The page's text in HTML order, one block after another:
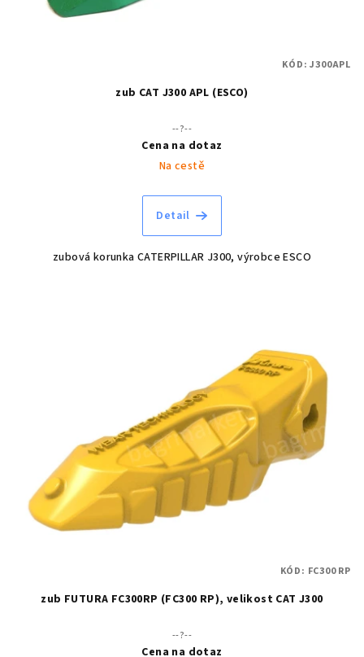
zub CAT J300 APL (ESCO)
--?--
Cena na dotaz
Na cestě
Detail
zubová korunka CATERPILLAR J300, výrobce ESCO
KÓD:J300APL
zub FUTURA FC300RP (FC300 RP), velikost CAT J300
--?--
Cena na dotaz
KÓD: FC300 RP